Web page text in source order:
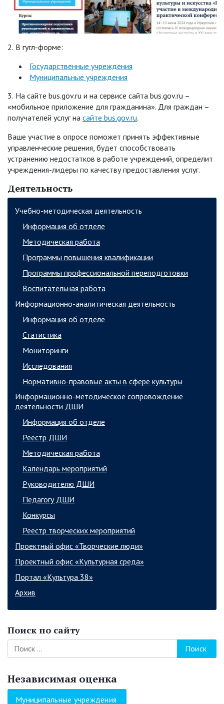
Деятельность
Учебно-методическая деятельность
Информация об отделе
Методическая работа
Программы повышения квалификации
Программы профессиональной переподготовки
Воспитательная работа
Информационно-аналитическая деятельность
Информация об отделе
Статистика
Мониторинги
Исследования
Нормативно-правовые акты в сфере культуры
Информационно-методическое сопровождение
деятельности ДШИ
Информация об отделе
Реестр ДШИ
Методическая работа
Календарь мероприятий
Руководителю ДШИ
Педагогу ДШИ
Конкурсы
Реестр творческих мероприятий
Проектный офис «Творческие люди»
Проектный офис «Культурная среда»
Портал «Культура 38»
Архив
Поиск по сайту
Поиск
Независимая оценка
Муниципальные учреждения
2. В гугл-форме:
Государственные учреждения
Муниципальные учреждения
3. На сайте bus.gov.ru и на сервисе сайта bus.gov.ru –
«мобильное приложение для гражданина». Для граждан –
получателей услуг на сайте bus.gov.ru.
Ваше участие в опросе поможет принять эффективные
управленческие решения, будет способствовать
устранению недостатков в работе учреждений, определит
учреждения-лидеры по качеству предоставления услуг.